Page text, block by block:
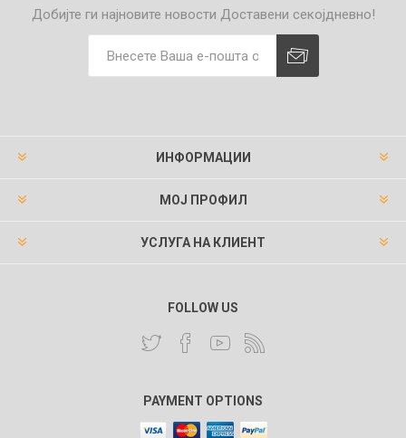
Добијте ги најновите новости Доставени секојдневно!
ИНФОРМАЦИИ
МОЈ ПРОФИЛ
УСЛУГА НА КЛИЕНТ
FOLLOW US
PAYMENT OPTIONS